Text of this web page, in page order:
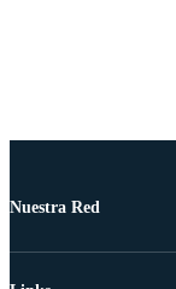
Nuestra Red